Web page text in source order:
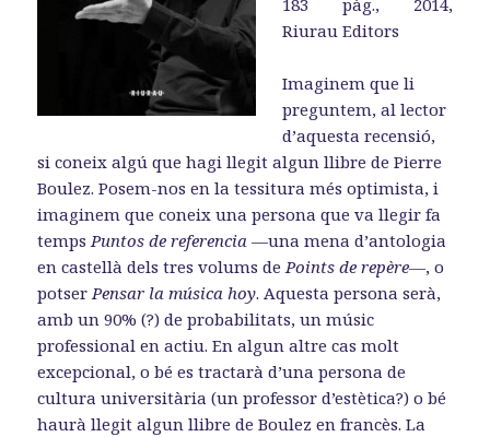
183 pàg., 2014,
Riurau Editors
Imaginem que li
preguntem, al lector
d’aquesta recensió,
si coneix algú que hagi llegit algun llibre de Pierre
Boulez. Posem-nos en la tessitura més optimista, i
imaginem que coneix una persona que va llegir fa
tempsPuntos de referencia —una mena d’antologia
en castellà dels tres volums dePoints de repère—, o
potserPensar la música hoy. Aquesta persona serà,
amb un 90% (?) de probabilitats, un músic
professional en actiu. En algun altre cas molt
excepcional, o bé es tractarà d’una persona de
cultura universitària (un professor d’estètica?) o bé
haurà llegit algun llibre de Boulez en francès. La